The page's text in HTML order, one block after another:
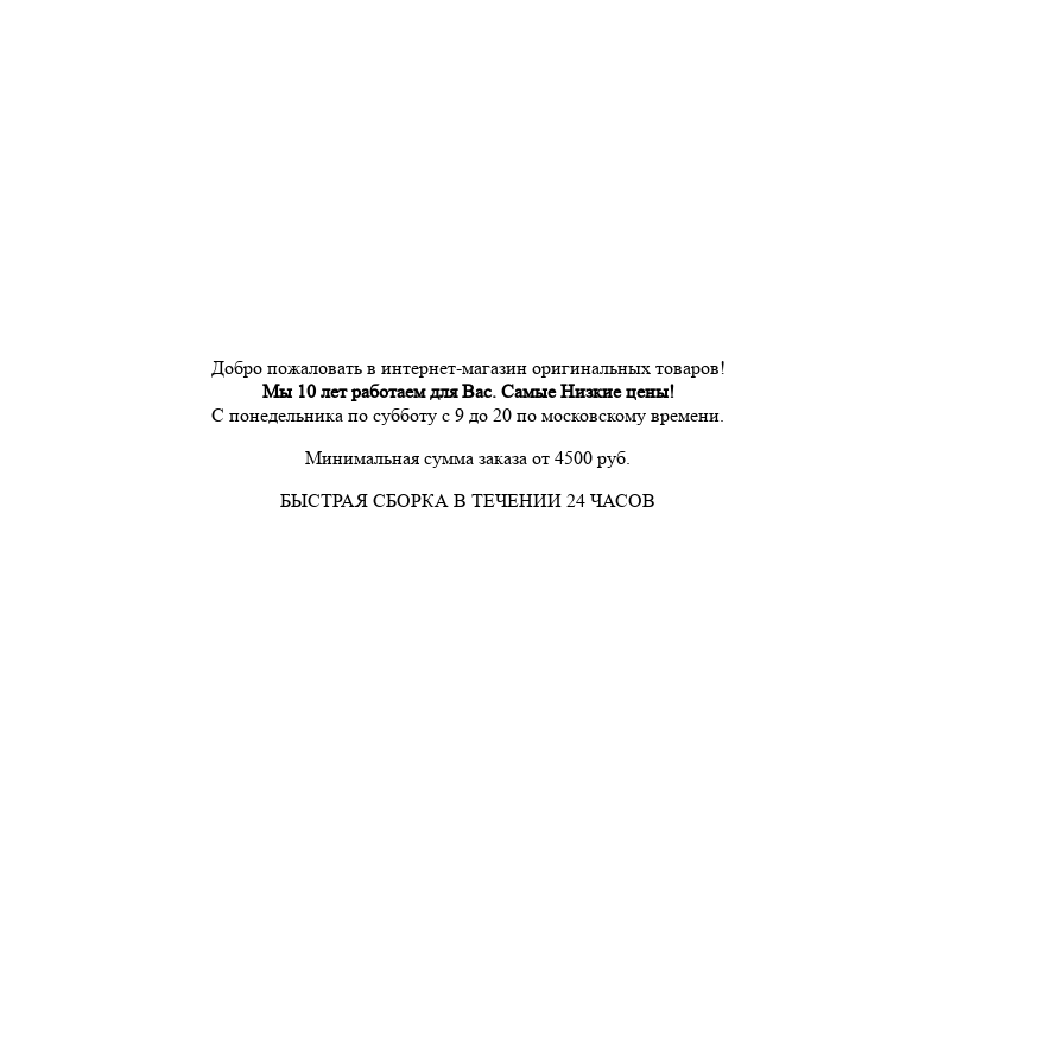
Добро пожаловать в интернет-магазин оригинальных товаров!
Мы 10 лет работаем для Вас. Самые Низкие цены!
С понедельника по субботу с 9 до 20 по московскому времени.
Минимальная сумма заказа от 4500 руб.
БЫСТРАЯ СБОРКА В ТЕЧЕНИИ 24 ЧАСОВ